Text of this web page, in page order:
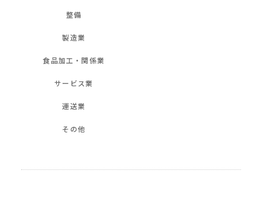
整備
製造業
食品加工・関係業
サービス業
運送業
その他